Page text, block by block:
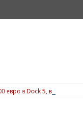
евро в Dock 5, вижте